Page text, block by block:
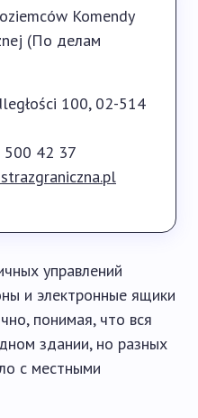
Komendy
(По делам
100, 02-514
500 42 37
управлений
и электронные ящики
понимая, что вся
здании, но разных
с местными